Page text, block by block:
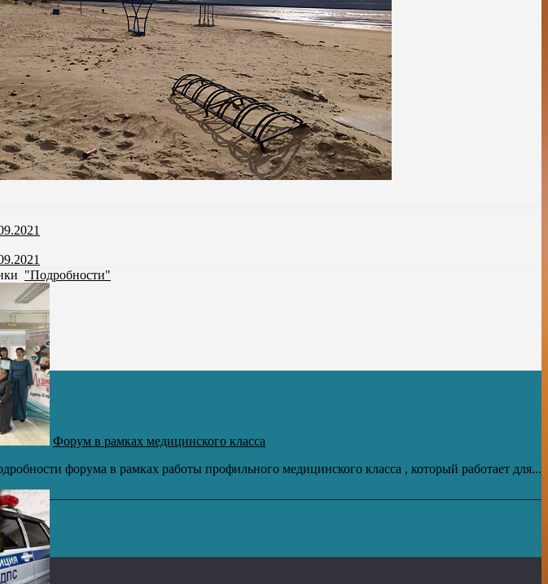
"Подробности"
Форум в рамках медицинского класса
форума в рамках работы профильного медицинского класса , который работает для...